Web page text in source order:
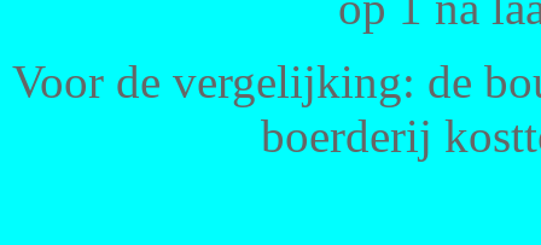
Voor de vergelijking: de
boerderij